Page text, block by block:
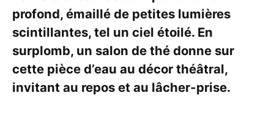
profond, émaillé de petites lumières
scintillantes, tel un ciel étoilé. En
surplomb, un salon de thé donne sur
cette pièce d’eau au décor théâtral,
invitant au repos et au lâcher-prise.